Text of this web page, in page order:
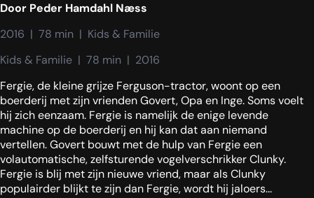
Door Peder Hamdahl Næss
2016  |  78 min  |  Kids & Familie
Kids & Familie  |  78 min  |  2016
Fergie, de kleine grijze Ferguson-tractor, woont op een
boerderij met zijn vrienden Govert, Opa en Inge. Soms voelt
hij zich eenzaam. Fergie is namelijk de enige levende
machine op de boerderij en hij kan dat aan niemand
vertellen. Govert bouwt met de hulp van Fergie een
volautomatische, zelfsturende vogelverschrikker Clunky.
Fergie is blij met zijn nieuwe vriend, maar als Clunky
populairder blijkt te zijn dan Fergie, wordt hij jaloers...